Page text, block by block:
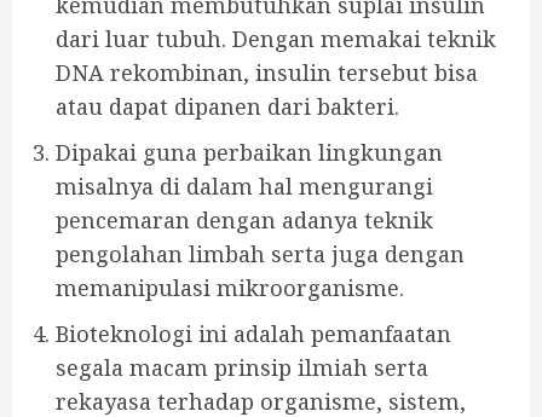
dari luar tubuh. Dengan memakai teknik
DNA rekombinan, insulin tersebut bisa
atau dapat dipanen dari bakteri.
Dipakai guna perbaikan lingkungan
misalnya di dalam hal mengurangi
pencemaran dengan adanya teknik
pengolahan limbah serta juga dengan
memanipulasi mikroorganisme.
Bioteknologi ini adalah pemanfaatan
segala macam prinsip ilmiah serta
rekayasa terhadap organisme, sistem,